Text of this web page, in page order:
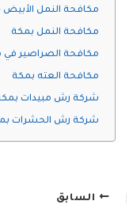
مكافحة النمل الأبيض
مكافحة النمل بمكة
مكافحة الصراصير في
مكافحة العته بمكة
شركة رش مبيدات
شركة رش الحشرات
السابق